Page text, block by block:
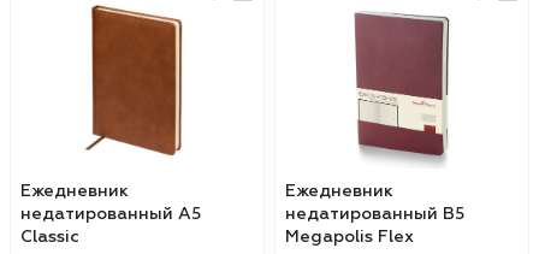
Ежедневник
недатированный А5
Classic
Ежедневник
недатированный B5
Megapolis Flex